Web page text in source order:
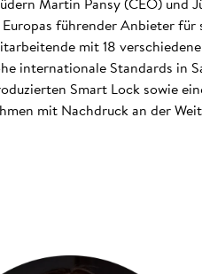
führender Anbieter
mit 18
internationale Standards in
Smart Lock sowie
mit Nachdruck an der